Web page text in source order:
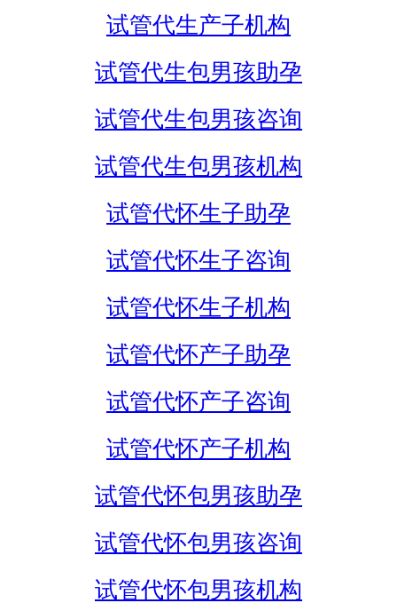
试管代生产子机构
试管代生包男孩助孕
试管代生包男孩咨询
试管代生包男孩机构
试管代怀生子助孕
试管代怀生子咨询
试管代怀生子机构
试管代怀产子助孕
试管代怀产子咨询
试管代怀产子机构
试管代怀包男孩助孕
试管代怀包男孩咨询
试管代怀包男孩机构